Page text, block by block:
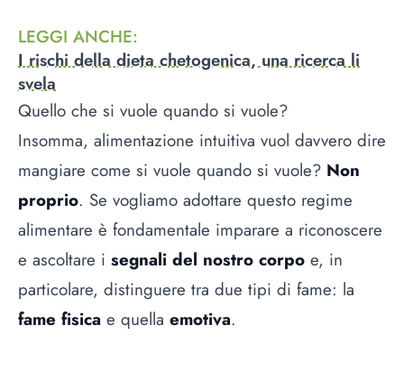
LEGGI ANCHE:
I rischi della dieta chetogenica, una ricerca li
svela
Quello che si vuole quando si vuole?
Insomma, alimentazione intuitiva vuol davvero dire
mangiare come si vuole quando si vuole? Non
proprio. Se vogliamo adottare questo regime
alimentare è fondamentale imparare a riconoscere
e ascoltare i segnali del nostro corpo e, in
particolare, distinguere tra due tipi di fame: la
fame fisica e quella emotiva.